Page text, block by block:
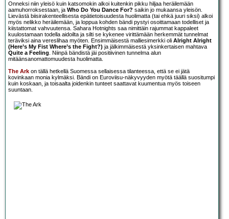
Onneksi niin yleisö kuin katsomokin alkoi kuitenkin pikku hiljaa heräilemään
aamuhorroksestaan, ja Who Do You Dance For? saikin jo mukaansa yleisön.
Lievästä biisirakenteellisesta epätietoisuudesta huolimatta (tai ehkä juuri siksi) alkoi
myös nelikko heräilemään, ja loppua kohden bändi pystyi osoittamaan todelliset ja
kiistattomat vahvuutensa. Sahara Hotnights saa nimittäin rajummat kappaleet
kuulostamaan todella aidoilta ja silti se kykenee virittämään herkemmät tunnelmat
teräviksi aina vereslihaa myöten. Ensimmäisestä malliesimerkki oli Alright Alright
(Here’s My Fist Where’s the Fight?) ja jälkimmäisestä yksinkertaisen mahtava
Quite a Feeling. Niinpä bändistä jäi positiivinen tunnelma alun
mitäänsanomattomuudesta huolimatta.
The Ark on tällä hetkellä Suomessa sellaisessa tilanteessa, että se ei jätä
kovinkaan monia kylmäksi. Bändi on Euroviisu-näkyvyyden myötä täällä suositumpi
kuin koskaan, ja toisaalta joidenkin tunteet saattavat kuumentua myös toiseen
suuntaan.